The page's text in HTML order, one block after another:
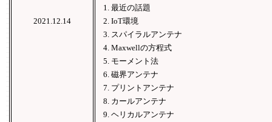
2021.12.14
1. 最近の話題
2. IoT環境
3. スパイラルアンテナ
4. Maxwellの方程式
5. モーメント法
6. 磁界アンテナ
7. プリントアンテナ
8. カールアンテナ
9. ヘリカルアンテナ